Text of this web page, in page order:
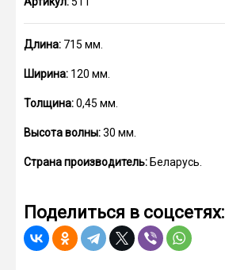
Длина: 715 мм.
Ширина: 120 мм.
Толщина:0,45 мм.
Высота волны:30 мм.
Страна производитель: Беларусь.
Поделиться в соцсетях: